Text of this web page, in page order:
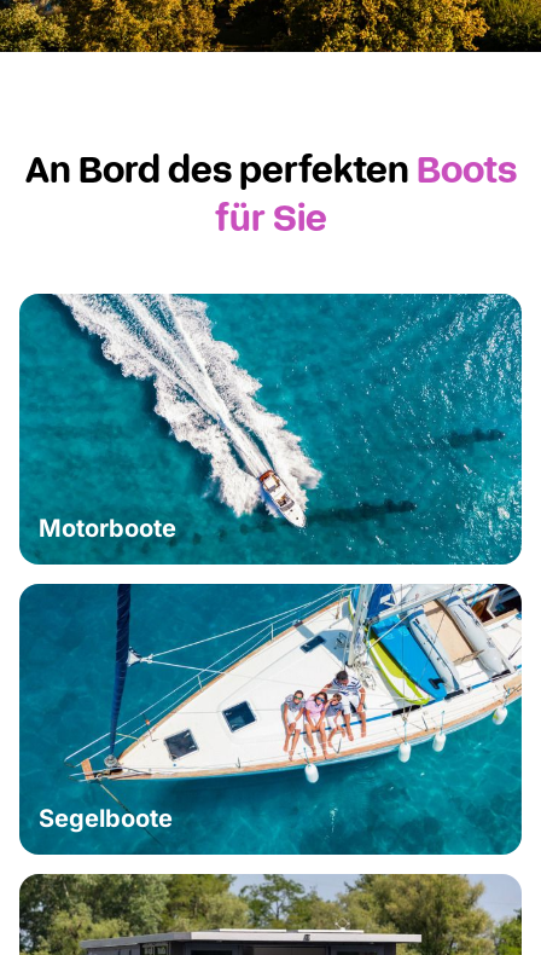
Ein Naturparadies erwartet dich
Jetzt Hausboot chartern
An Bord des perfekten Boots
für Sie
Motorboote
Segelboote